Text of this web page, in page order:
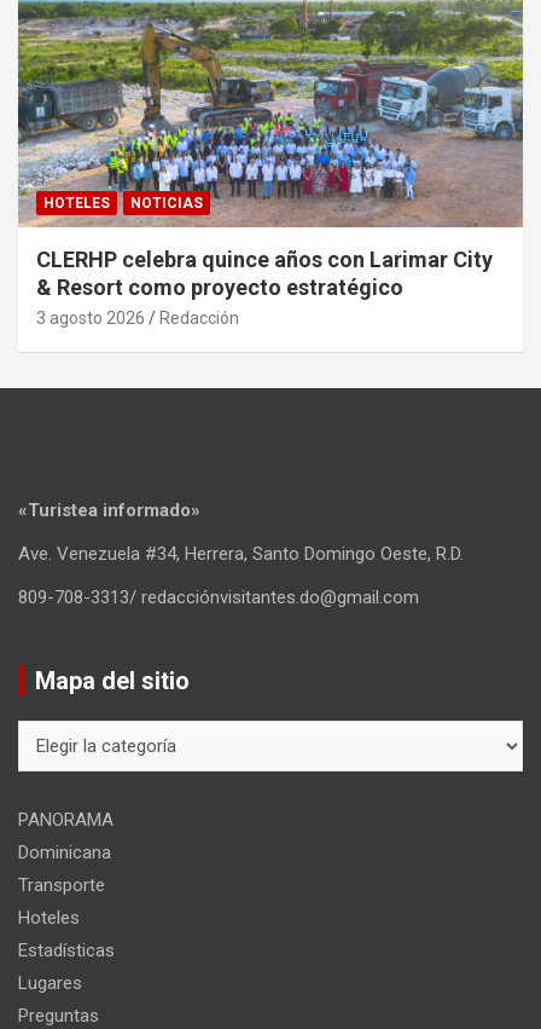
HOTELES NOTICIAS
CLERHP celebra quince años con Larimar City
& Resort como proyecto estratégico
3 agosto 2026 Redacción
«Turistea informado»
Ave. Venezuela #34, Herrera, Santo Domingo Oeste, R.D.
809-708-3313/ redacciónvisitantes.do@gmail.com
Mapa del sitio
del
PANORAMA
Dominicana
Transporte
Hoteles
Estadísticas
Lugares
Preguntas